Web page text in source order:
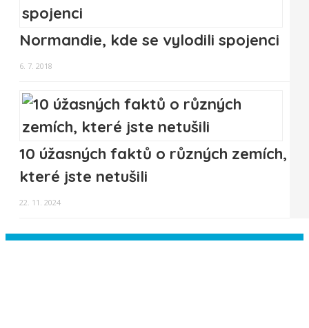
Normandie, kde se vylodili spojenci
6. 7. 2018
10 úžasných faktů o různých zemích,
které jste netušili
22. 11. 2024